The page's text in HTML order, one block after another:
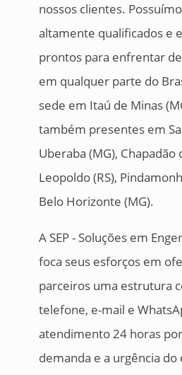
nossos clientes.
altamente qualificados e
prontos para enfrentar
em qualquer parte do
sede em Itaú de Minas
também presentes em
Uberaba (MG), Chapadão
Leopoldo (RS),
Belo Horizonte (MG).
A SEP - Soluções em
foca seus esforços em
parceiros uma estrutura
telefone, e-mail e
atendimento 24 horas
demanda e a urgência